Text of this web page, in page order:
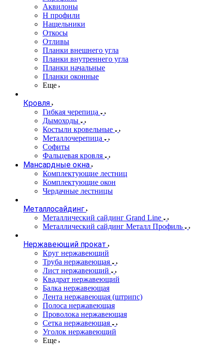
Аквилоны
Н профили
Нащельники
Откосы
Отливы
Планки внешнего угла
Планки внутреннего угла
Планки начальные
Планки оконные
Еще
Кровля
Гибкая черепица
Дымоходы
Костыли кровельные
Металлочерепица
Софиты
Фальцевая кровля
Мансардные окна
Комплектующие лестниц
Комплектующие окон
Чердачные лестницы
Металлосайдинг
Металлический сайдинг Grand Line
Металлический сайдинг Металл Профиль
Нержавеющий прокат
Круг нержавеющий
Труба нержавеющая
Лист нержавеющий
Квадрат нержавеющий
Балка нержавеющая
Лента нержавеющая (штрипс)
Полоса нержавеющая
Проволока нержавеющая
Сетка нержавеющая
Уголок нержавеющий
Еще